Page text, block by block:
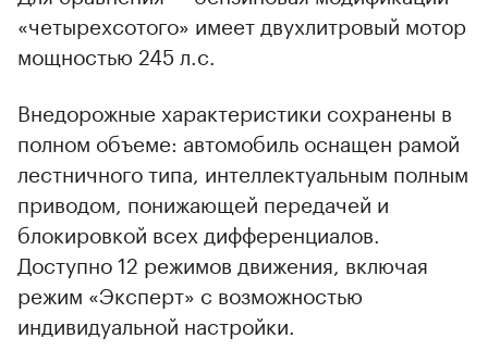
00:00 / 00:00
«четырехсотого» имеет двухлитровый мотор
мощностью 245 л.с.
Внедорожные характеристики сохранены в
полном объеме: автомобиль оснащен рамой
лестничного типа, интеллектуальным полным
приводом, понижающей передачей и
блокировкой всех дифференциалов.
Доступно 12 режимов движения, включая
режим «Эксперт» с возможностью
индивидуальной настройки.